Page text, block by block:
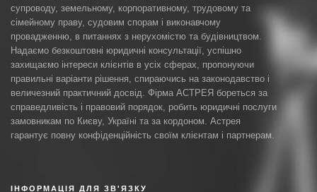
супроводу, земельному, корпоративному, трудовому та
сімейному праву, судовим спорам і виконавчому
провадженню, в питаннях з нерухомістю та будівництвом.
Надаємо безкоштовні юридичні консультації, успішно
захищаємо інтереси клієнтів в усіх сферах, пропонуючи
правильні варіанти рішення, спираючись на законодавство і
величезний практичний досвід. Фірма АСТРЕЯ бореться за
справедливість і правовий порядок, робить юридичні послуги
замовникам по Києву, Україні та за кордоном. Астрея
гарантує повну конфіденційність своїм клієнтам і партнерам.
ІНФОРМАЦІЯ ДЛЯ ЗВ'ЯЗКУ